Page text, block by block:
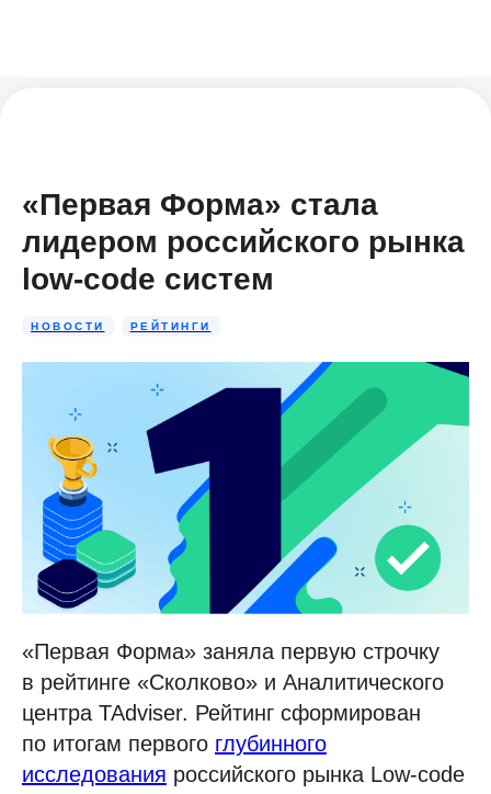
«Первая Форма» стала
лидером российского рынка
low-code систем
НОВОСТИ РЕЙТИНГИ
«Первая Форма» заняла первую строчку
в рейтинге «Сколково» и Аналитического
центра TAdviser. Рейтинг сформирован
по итогам первого глубинного
исследования российского рынка Low-code